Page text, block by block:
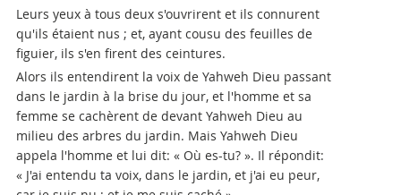
Leurs yeux à tous deux s'ouvrirent et ils connurent
qu'ils étaient nus ; et, ayant cousu des feuilles de
figuier, ils s'en firent des ceintures.
Alors ils entendirent la voix de Yahweh Dieu passant
dans le jardin à la brise du jour, et l'homme et sa
femme se cachèrent de devant Yahweh Dieu au
milieu des arbres du jardin. Mais Yahweh Dieu
appela l'homme et lui dit: « Où es-tu? ». Il répondit:
« J'ai entendu ta voix, dans le jardin, et j'ai eu peur,